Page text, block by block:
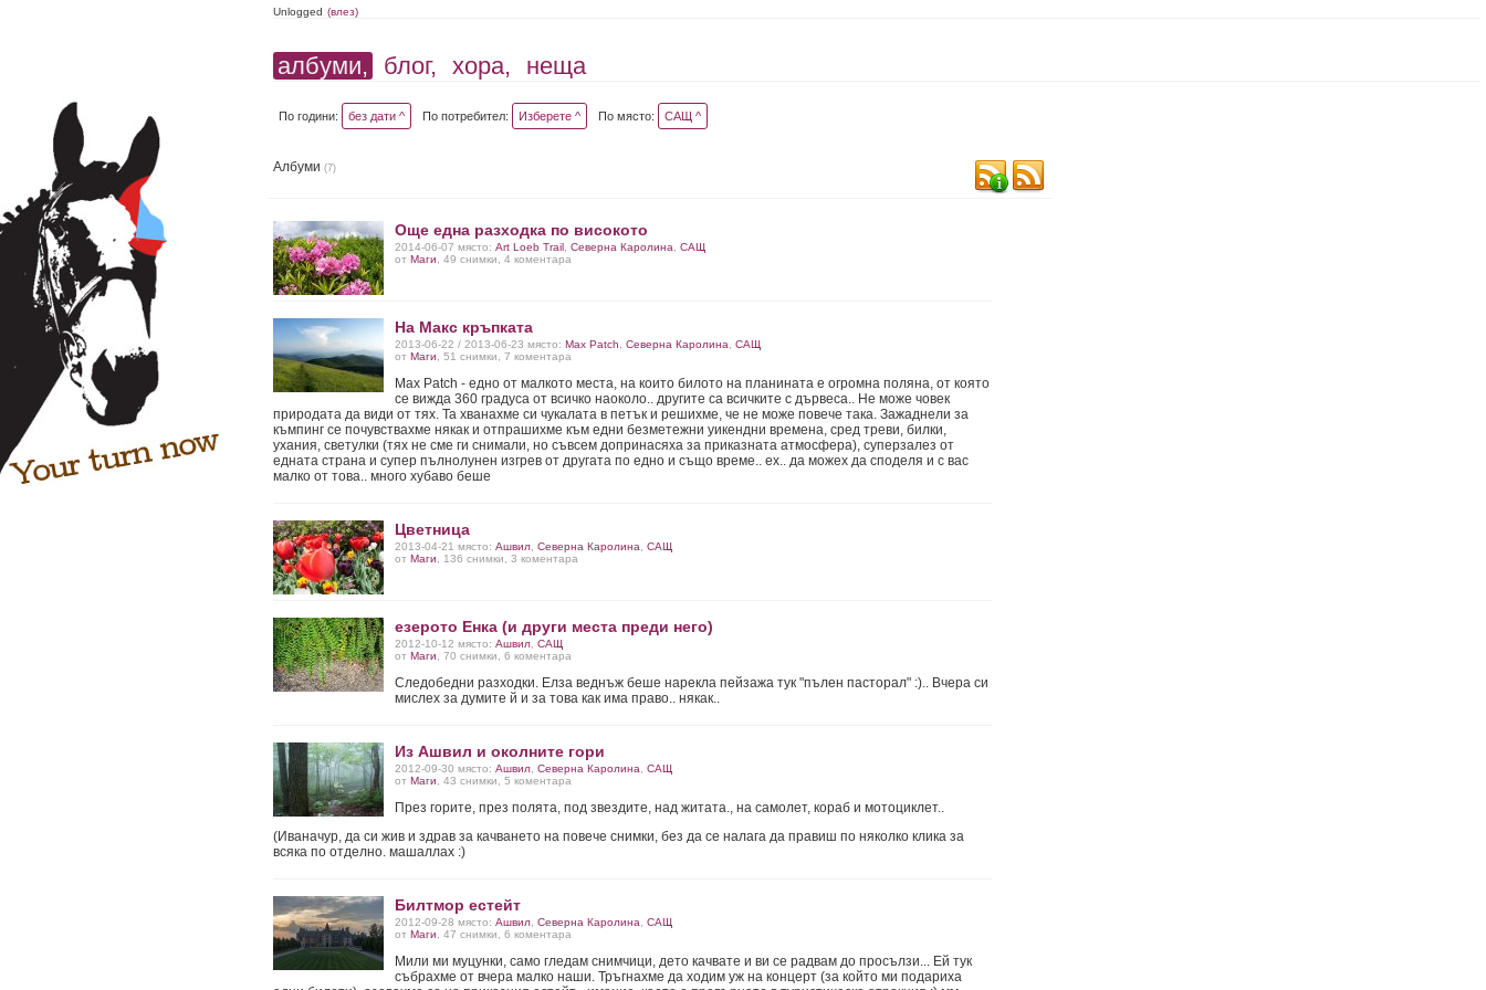
Unlogged (влез)
албуми, блог, хора, неща
По години: без дати ^ По потребител: Изберете ^ По място: САЩ ^
Албуми (7)
Още една разходка по високото
2014-06-07 място: Art Loeb Trail, Северна Каролина
САЩ
от Маги , 49 снимки, 4 коментара
На Макс кръпката
2013-06-22 / 2013-06-23 място: Max Patch Северна Каролина
САЩ
от Маги , 51 снимки, 7 коментара
Max Patch - едно от малкото места, на които билото на планината е огромна поляна, от която
се вижда 360 градуса от всичко наоколо.. другите са всичките с дървеса.. Не може човек
природата да види от тях. Та хванахме си чукалата в петък и решихме, че не може повече така. Зажаднели за
къмпинг се почувствахме някак и отпрашихме към едни безметежни уикендни времена, сред треви, билки,
ухания, светулки (тях не сме ги снимали, но съвсем допринасяха за приказната атмосфера), суперзалез от
едната страна и супер пълнолунен изгрев от другата по едно и също време.. ех.. да можех да споделя и с вас
малко от това.. много хубаво беше
Цветница
2013-04-21 място: Ашвил, Северна Каролина
САЩ
от Маги , 136 снимки, 3 коментара
езерото Енка (и други места преди него)
2012-10-12 място: Ашвил, САЩ
от Маги , 70 снимки, 6 коментара
Следобедни разходки. Елза веднъж беше нарекла пейзажа тук "пълен пасторал" :).. Вчера си
мислех за думите й и за това как има право.. някак..
Из Ашвил и околните гори
2012-09-30 място: Ашвил, Северна Каролина
САЩ
от Маги , 43 снимки, 5 коментара
През горите, през полята, под звездите, над житата., на самолет, кораб и мотоциклет..
(Иваначур, да си жив и здрав за качването на повече снимки, без да се налага да правиш по няколко клика за
всяка по отделно. машаллах :)
Билтмор естейт
2012-09-28 място: Ашвил, Северна Каролина
САЩ
от Маги , 47 снимки, 6 коментара
Мили ми муцунки, само гледам снимчици, дето качвате и ви се радвам до просълзи... Ей тук
събрахме от вчера малко наши. Тръгнахме да ходим уж на концерт (за който ми подариха